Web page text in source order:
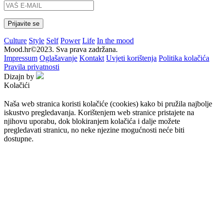
Culture Style Self Power Life In the mood
Mood.hr©2023. Sva prava zadržana.
Impressum Oglašavanje Kontakt Uvjeti korištenja Politika kolačića
Pravila privatnosti
Dizajn by
Kolačići
Naša web stranica koristi kolačiće (cookies) kako bi pružila najbolje
iskustvo pregledavanja. Korištenjem web stranice pristajete na
njihovu uporabu, dok blokiranjem kolačića i dalje možete
pregledavati stranicu, no neke njezine mogućnosti neće biti
dostupne.